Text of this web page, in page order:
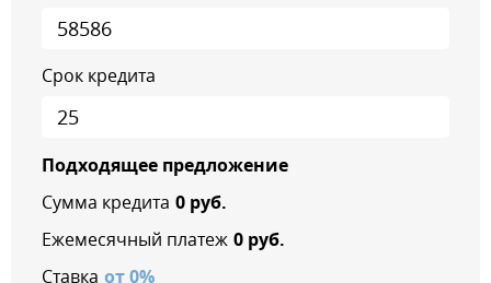
Срок кредита
Подходящее предложение
Сумма кредита 0руб.
Ежемесячный платеж 0руб.
Ставка от0%